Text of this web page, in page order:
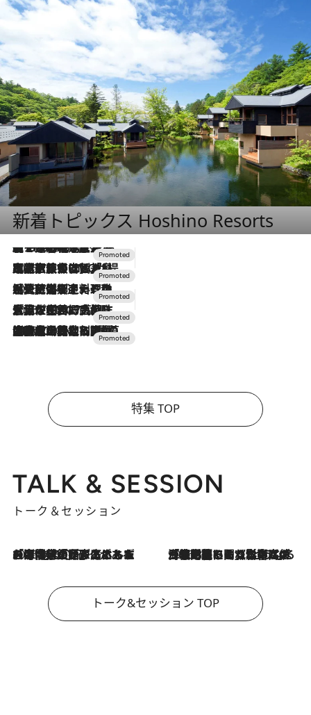
新着トピックス Hoshino Resorts
2026.8.7
【トンボの足水浴】ヒノキの香りに包まれて涼感マックス！約13℃の湧水かけ流しを避暑地「星野温泉 トンボの湯」で体験
2026.7.31
【ホテル帰省】という選択肢をOMOが提案。家族とほどよい距離を保つには「昼は実家、夜は気兼ねなくホテルで！」
2026.7.24
【夏限定ディナーコース】旬を迎える稚鮎や花ズッキーニなどをイタリア・トスカーナの郷土料理の手法で満喫！
2026.7.17
「土佐和ハーブかき氷」がOMO7高知に登場！生姜、山椒、大葉など目にも舌にも涼を呼ぶ郷土の味
2026.7.10
NEW OPEN！【界 草津】名湯の地に誕生。趣の異なる2種の温泉と上州ならではの会席・蕎麦割烹など美食を味わう究極の癒やし旅
特集 TOP
TALK & SESSION
トーク＆セッション
2026.8.3
「今後値上げがあるとすれば…」「リスクがあるのは今年の冬」エネルギー専門家が語る、ホルムズ海峡封鎖が家庭にもたらす“ある心配” 2026.8.3
「住宅建てられない…」「サーチャージ料の高値が続いている」ホルムズ海峡封鎖による影響はいつまで続く？《エネルギー専門家に聞く“どうなる日本の暮らし”》
トーク&セッション TOP